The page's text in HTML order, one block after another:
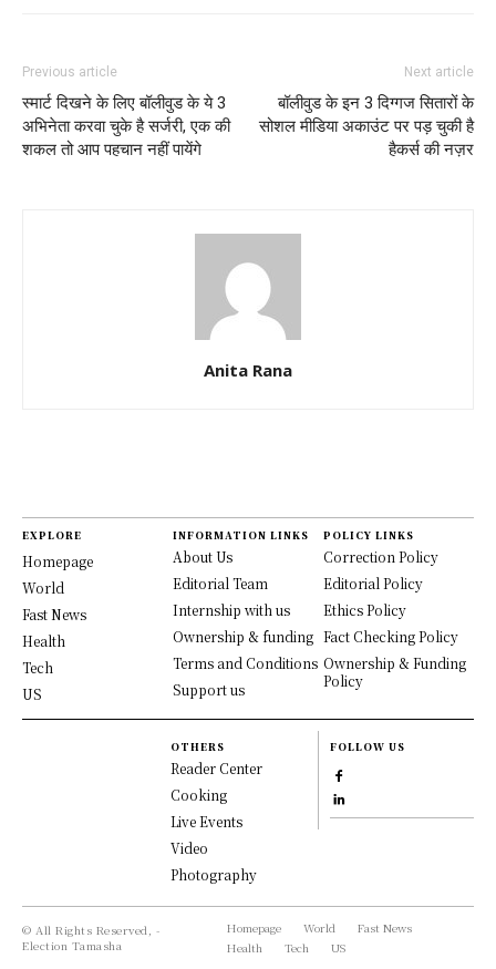
Previous article
स्मार्ट दिखने के लिए बॉलीवुड के ये 3
अभिनेता करवा चुके है सर्जरी, एक की
शकल तो आप पहचान नहीं पायेंगे
Next article
बॉलीवुड के इन 3 दिग्गज सितारों के
सोशल मीडिया अकाउंट पर पड़ चुकी है
हैकर्स की नज़र
Anita Rana
EXPLORE
Homepage
World
Fast News
Health
Tech
US
INFORMATION LINKS
About Us
Editorial Team
Internship with us
Ownership & funding
Terms and Conditions
Support us
POLICY LINKS
Correction Policy
Editorial Policy
Ethics Policy
Fact Checking Policy
Ownership & Funding
Policy
OTHERS
Reader Center
Cooking
Live Events
Video
Photography
FOLLOW US
© All Rights Reserved, -
Election Tamasha
Homepage World
Fast News
Health
Tech US